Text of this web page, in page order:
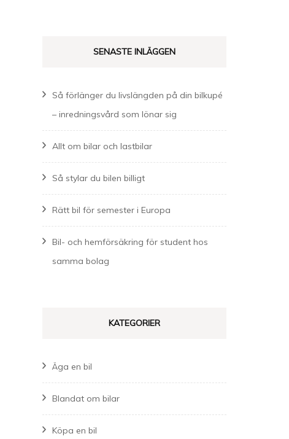
SENASTE INLÄGGEN
Så förlänger du livslängden på din bilkupé
– inredningsvård som lönar sig
Allt om bilar och lastbilar
Så stylar du bilen billigt
Rätt bil för semester i Europa
Bil- och hemförsäkring för student hos
samma bolag
KATEGORIER
Äga en bil
Blandat om bilar
Köpa en bil